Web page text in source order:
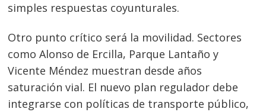
simples respuestas coyunturales.
Otro punto crítico será la movilidad. Sectores
como Alonso de Ercilla, Parque Lantaño y
Vicente Méndez muestran desde años
saturación vial. El nuevo plan regulador debe
integrarse con políticas de transporte público,